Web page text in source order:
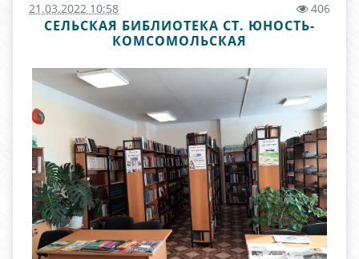
21.03.2022 10:58 406
СЕЛЬСКАЯ БИБЛИОТЕКА СТ. ЮНОСТЬ-
КОМСОМОЛЬСКАЯ